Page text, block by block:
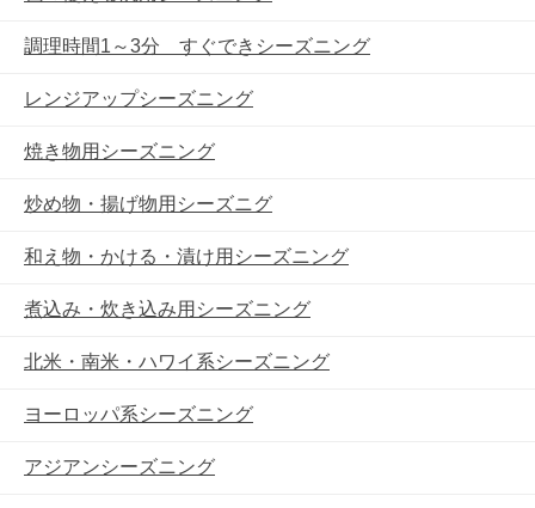
調理時間1～3分 すぐできシーズニング
レンジアップシーズニング
焼き物用シーズニング
炒め物・揚げ物用シーズニグ
和え物・かける・漬け用シーズニング
煮込み・炊き込み用シーズニング
北米・南米・ハワイ系シーズニング
ヨーロッパ系シーズニング
アジアンシーズニング